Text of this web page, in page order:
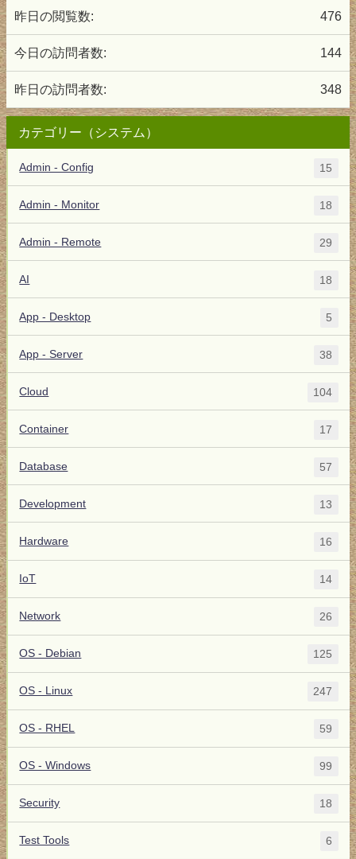
476
昨日の閲覧数:
144
今日の訪問者数:
348
昨日の訪問者数:
カテゴリー（システム）
Admin - Config 15
Admin - Monitor 18
Admin - Remote 29
AI 18
App - Desktop 5
App - Server 38
Cloud 104
Container 17
Database 57
Development 13
Hardware 16
IoT 14
Network 26
OS - Debian 125
OS - Linux 247
OS - RHEL 59
OS - Windows 99
Security 18
Test Tools 6